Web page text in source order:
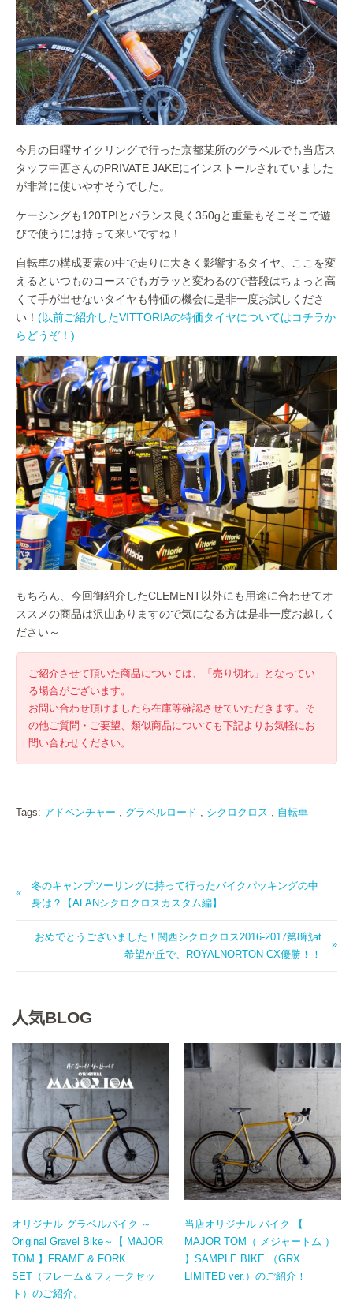
今月の日曜サイクリングで行った京都某所のグラベルでも当店ス
タッフ中西さんのPRIVATE JAKEにインストールされていました
が非常に使いやすそうでした。
ケーシングも120TPIとバランス良く350gと重量もそこそこで遊
びで使うには持って来いですね！
自転車の構成要素の中で走りに大きく影響するタイヤ、ここを変
えるといつものコースでもガラッと変わるので普段はちょっと高
くて手が出せないタイヤも特価の機会に是非一度お試しくださ
い！ (以前ご紹介したVITTORIAの特価タイヤについてはコチラか
らどうぞ！)
もちろん、今回御紹介したCLEMENT以外にも用途に合わせてオ
ススメの商品は沢山ありますので気になる方は是非一度お越しく
ださい～
ご紹介させて頂いた商品については、「売り切れ」となってい
る場合がございます。
お問い合わせ頂けましたら在庫等確認させていただきます。そ
の他ご質問・ご要望、類似商品についても下記よりお気軽にお
問い合わせください。
Tags: アドベンチャー , グラベルロード , シクロクロス , 自転車
冬のキャンプツーリングに持って行ったバイクパッキングの中
身は？【ALANシクロクロスカスタム編】
おめでとうございました！関西シクロクロス2016-2017第8戦at
希望が丘で、ROYALNORTON CX優勝！！
人気BLOG
オリジナル グラベルバイク ～
Original Gravel Bike～【 MAJOR
TOM 】FRAME & FORK
SET（フレーム＆フォークセッ
ト）のご紹介。
当店オリジナル バイク 【
MAJOR TOM（ メジャートム ）
】SAMPLE BIKE （GRX
LIMITED ver.）のご紹介！